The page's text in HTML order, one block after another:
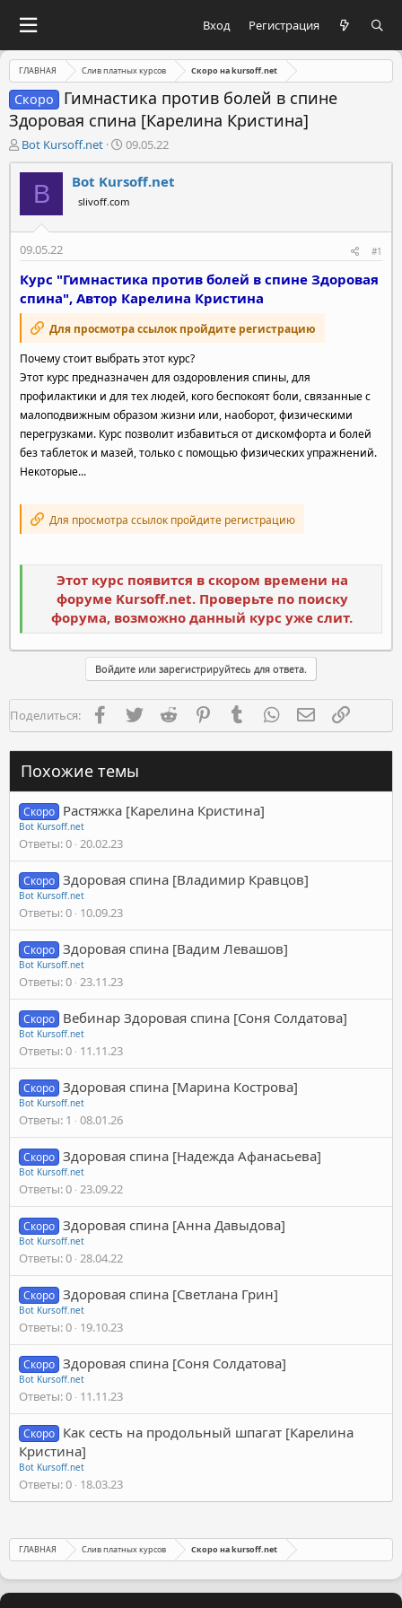
Вход Регистрация
ГЛАВНАЯ Слив платных курсов Скоро на kursoff.net
Скоро
Гимнастика против болей в спине
Здоровая спина [Карелина Кристина]
А
в
т
м
ы
Bot Kursoff.net
Д
а
т
а
н
а
а
09.05.22
B Bot Kursoff.net
slivoff.com
09.05.22 #1
Курс "Гимнастика против болей в спине Здоровая
спина", Автор Карелина Кристина
Для просмотра ссылок пройдите регистрацию
Почему стоит выбрать этот курс?
Этот курс предназначен для оздоровления спины, для
профилактики и для тех людей, кого беспокоят боли, связанные с
малоподвижным образом жизни или, наоборот, физическими
перегрузками. Курс позволит избавиться от дискомфорта и болей
без таблеток и мазей, только с помощью физических упражнений.
Некоторые...
Для просмотра ссылок пройдите регистрацию
Этот курс появится в скором времени на
форуме Kursoff.net. Проверьте по поиску
форума, возможно данный курс уже слит.
Войдите или зарегистрируйтесь для ответа.
Поделиться: FacebookTwitter Reddit PinterestTumblr WhatsAppЭлектронная
Похожие темы
Скоро Растяжка [Карелина Кристина]
Bot Kursoff.net
Ответы 0 20.02.23
Скоро Здоровая спина [Владимир Кравцов]
Bot Kursoff.net
Ответы 0 10.09.23
Скоро Здоровая спина [Вадим Левашов]
Bot Kursoff.net
Ответы 0 23.11.23
Скоро Вебинар Здоровая спина [Соня Солдатова]
Bot Kursoff.net
Ответы 0 11.11.23
Скоро Здоровая спина [Марина Кострова]
Bot Kursoff.net
Ответы 1 08.01.26
Скоро Здоровая спина [Надежда Афанасьева]
Bot Kursoff.net
Ответы 0 23.09.22
Скоро Здоровая спина [Анна Давыдова]
Bot Kursoff.net
Ответы 0 28.04.22
Скоро Здоровая спина [Светлана Грин]
Bot Kursoff.net
Ответы 0 19.10.23
Скоро Здоровая спина [Соня Солдатова]
Bot Kursoff.net
Ответы 0 11.11.23
Скоро Как сесть на продольный шпагат [Карелина
Кристина]
Bot Kursoff.net
Ответы 0 18.03.23
ГЛАВНАЯ Слив платных курсов Скоро на kursoff.net